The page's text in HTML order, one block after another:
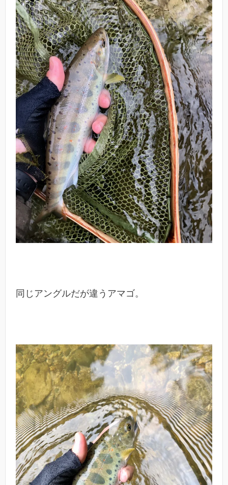
同じアングルだが違うアマゴ。